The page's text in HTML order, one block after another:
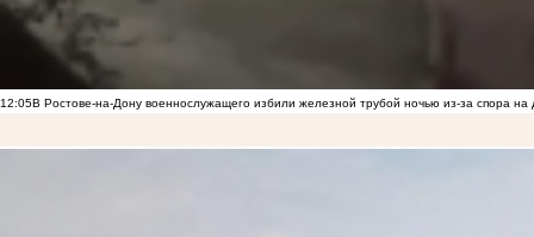
12:05В Ростове-на-Дону военнослужащего избили железной трубой ночью из-за спора на